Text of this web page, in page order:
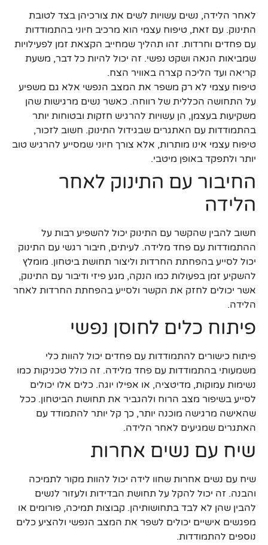
לאחר הלידה, נשים עשויות לשים את צורכיהן בצד לטובת
התינוק. עם זאת, טיפוח עצמי הוא מרכיב חיוני בהתמודדות
עם פחדים וחרדות. זהו תהליך שמחייב הקצאת זמן לפעילויות
שמביאות הנאה ושקט נפשי. זה יכול להיות כל דבר, משעת
קריאה ועד הליכה קצרה באוויר הצח.
טיפוח עצמי לא רק משפר את המצב הנפשי אלא גם משפיע
על התחושה הכללית של רווחה. כאשר נשים מרגישות שהן
משקיעות בעצמן, הן עשויות להרגיש חזקות ובטוחות יותר
בהתמודדות עם האתגרים שבגידול התינוק. חשוב לזכור,
טיפוח עצמי אינו מותרות, אלא צורך חיוני שמסייע להרגיש טוב
יותר ולתפקד באופן מיטבי.
החיבור עם התינוק לאחר
הלידה
חשוב להבין שהקשר עם התינוק יכול להשפיע רבות על
ההתמודדות עם פחד מלידה. לעיתים, חיבור רגשי עם התינוק
יכול לסייע בהפחתת החרדות וליצור תחושת ביטחון. מומלץ
להשקיע זמן בפעולות כמו הנקה, מגע פיזי ודיבור עם התינוק,
אשר יכולים לחזק את הקשר ולסייע בהפחתת החרדות לאחר
הלידה.
פיתוח כלים לחוסן נפשי
פיתוח כישורים להתמודדות עם פחדים יכול להוות כלי
משמעותי בהתמודדות עם פחד מלידה. זה כולל טכניקות כמו
נשימות עמוקות, מדיטציה, או אפילו יוגה. כלים אלו יכולים
לסייע בשיפור מצב הרוח ולהגביר את תחושת הביטחון. ככל
שהאישה מרגישה מוכנה יותר, כך קל יותר להתמודד עם
האתגרים שמגיעים לאחר הלידה.
שיח עם נשים אחרות
שיח עם נשים אחרות שחוו לידה יכול להוות מקור לתמיכה
והבנה. זה יכול להקל על תחושת הבדידות ולעזור לנשים
להבין שהן לא לבד בתחושותיהן. קבוצות תמיכה, פורומים או
מפגשים אישיים יכולים לשפר את המצב הנפשי ולהציע כלים
נוספים להתמודדות.